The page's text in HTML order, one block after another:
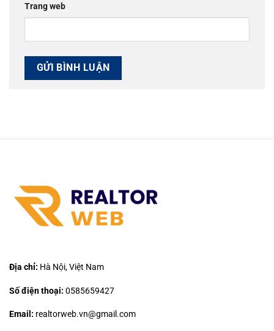
Trang web
Địa chỉ: Hà Nội, Việt Nam
Số điện thoại: 0585659427
Email: realtorweb.vn@gmail.com